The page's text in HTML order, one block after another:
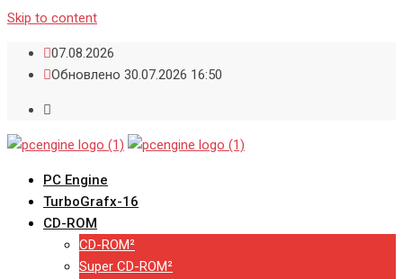
Skip to content
07.08.2026
Обновлено 30.07.2026 16:50
PC Engine
TurboGrafx-16
CD-ROM
CD-ROM²
Super CD-ROM²